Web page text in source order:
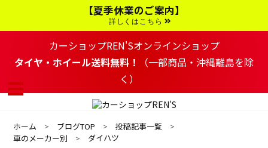
ン
す
る
【夏季休業のご案内】
詳しくはこちら
カーショップREN'Sオンラインショップ
タイヤ・ホイール送料無料！
（一部商品・沖縄離島を除
く）
ホーム ブログTOP
投稿記事一覧
車のメーカー別
ダイハツ